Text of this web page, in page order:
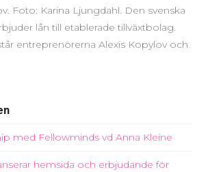
Foto: Karina Ljungdahl. Den svenska
lån till etablerade tillväxtbolag.
entreprenörerna Alexis Kopylov och
med Fellowminds vd Anna Kleine
hemsida och erbjudande för